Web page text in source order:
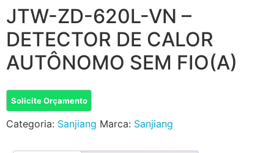
JTW-ZD-620L-VN –
DETECTOR DE CALOR
AUTÔNOMO SEM FIO(A)
Solicite Orçamento
Categoria: Sanjiang Marca: Sanjiang